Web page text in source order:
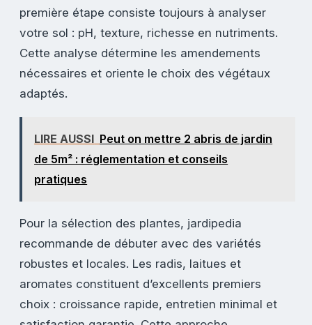
première étape consiste toujours à analyser
votre sol : pH, texture, richesse en nutriments.
Cette analyse détermine les amendements
nécessaires et oriente le choix des végétaux
adaptés.
LIRE AUSSI Peut on mettre 2 abris de jardin
de 5m² : réglementation et conseils
pratiques
Pour la sélection des plantes, jardipedia
recommande de débuter avec des variétés
robustes et locales. Les radis, laitues et
aromates constituent d’excellents premiers
choix : croissance rapide, entretien minimal et